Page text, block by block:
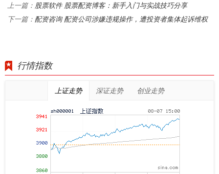
上一篇： 股票软件 股票配资博客：新手入门与实战技巧分享
下一篇： 配资咨询 配资公司涉嫌违规操作，遭投资者集体起诉维权
行情指数
上证走势 深证走势 创业走势